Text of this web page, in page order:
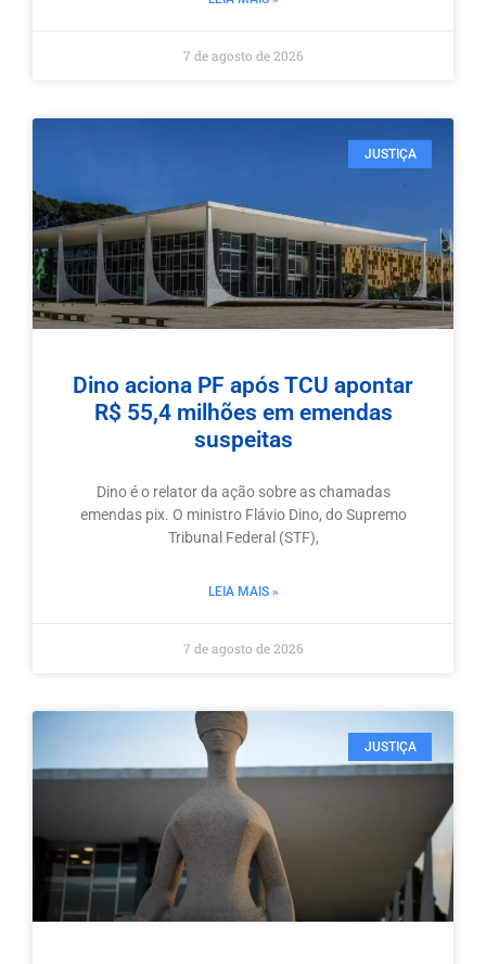
7 de agosto de 2026
JUSTIÇA
Dino aciona PF após TCU apontar
R$ 55,4 milhões em emendas
suspeitas
Dino é o relator da ação sobre as chamadas
emendas pix. O ministro Flávio Dino, do Supremo
Tribunal Federal (STF),
LEIA MAIS »
7 de agosto de 2026
JUSTIÇA